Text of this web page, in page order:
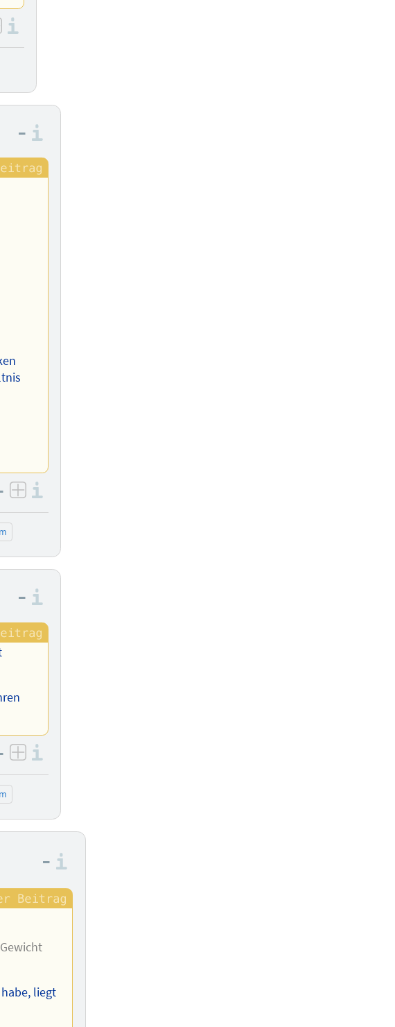
bewertenbewerten
–
bewerten
positiv bewerten
–
bewerten
positiv bewerten
–
liegt